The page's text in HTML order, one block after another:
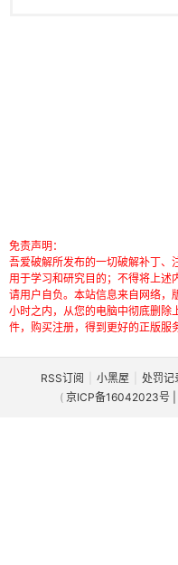
免责声明：
吾爱破解所发布的一切破解补丁、
用于学习和研究目的；不得将上述
请用户自负。本站信息来自网络
小时之内，从您的电脑中彻底删除
件，购买注册，得到更好的正版服
RSS订阅 小黑屋 处罚记
( 京ICP备16042023号